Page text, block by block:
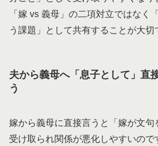
「嫁 vs 義母」の二項対立ではなく
う課題」として共有することが大切
夫から義母へ「息子として」直
う
嫁から義母に直接言うと「嫁が文句
受け取られ関係が悪化しやすいので